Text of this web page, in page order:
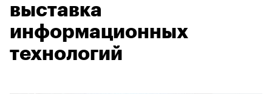
выставка
информационных
технологий